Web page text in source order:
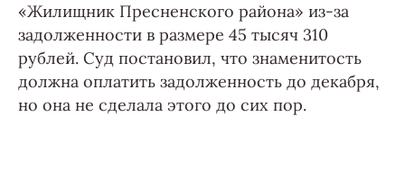
«Жилищник Пресненского района» из-за
задолженности в размере 45 тысяч 310
рублей. Суд постановил, что знаменитость
должна оплатить задолженность до декабря,
но она не сделала этого до сих пор.